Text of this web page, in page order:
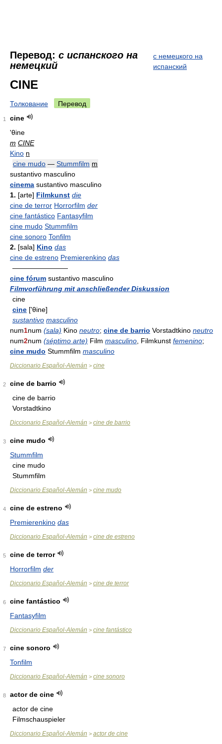
Перевод: с испанского на
немецкий
с немецкого на
испанский
CINE
Толкование Перевод
1
cine
'θine
m CINE
Kino n
cine mudo — Stummfilm m
sustantivo masculino
cinema sustantivo masculino
1. [arte] Filmkunst die
cine de terror Horrorfilm der
cine fantástico Fantasyfilm
cine mudo Stummfilm
cine sonoro Tonfilm
2. [sala] Kino das
cine de estreno Premierenkino das
————————
cine fórum sustantivo masculino
Filmvorführung mit anschließender Diskussion
cine
cine ['θine]
sustantivo masculino
num1num (sala) Kino neutro; cine de barrio Vorstadtkino neutro
num2num (séptimo arte) Film masculino , Filmkunst femenino;
cine mudo Stummfilm masculino
Diccionario Español-Alemán > cine
2
cine de barrio
cine de barrio
Vorstadtkino
Diccionario Español-Alemán > cine de barrio
3
cine mudo
Stummfilm
cine mudo
Stummfilm
Diccionario Español-Alemán > cine mudo
4
cine de estreno
Premierenkino das
Diccionario Español-Alemán > cine de estreno
5
cine de terror
Horrorfilm der
Diccionario Español-Alemán > cine de terror
6
cine fantástico
Fantasyfilm
Diccionario Español-Alemán > cine fantástico
7
cine sonoro
Tonfilm
Diccionario Español-Alemán > cine sonoro
8
actor de cine
actor de cine
Filmschauspieler
Diccionario Español-Alemán > actor de cine